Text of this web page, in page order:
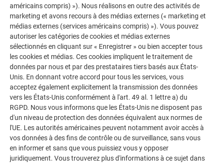
Matériau et propriétés du
matériau
Marquage
RETOUR SUIVANT
américains compris) »). Nous réalisons en outre des activités de
marketing et avons recours à des médias externes (« marketing et
médias externes (services américains compris) »). Vous pouvez
autoriser les catégories de cookies et médias externes
sélectionnés en cliquant sur « Enregistrer » ou bien accepter tous
les cookies et médias. Ces cookies impliquent le traitement de
données par nous et par des prestataires tiers basés aux États-
Unis. En donnant votre accord pour tous les services, vous
acceptez également explicitement la transmission des données
vers les États-Unis conformément à l'art. 49 al. 1 lettre a) du
RGPD. Nous vous informons que les États-Unis ne disposent pas
d'un niveau de protection des données équivalent aux normes de
l'UE. Les autorités américaines peuvent notamment avoir accès à
vos données à des fins de contrôle ou de surveillance, sans vous
en informer et sans que vous puissiez vous y opposer
juridiquement. Vous trouverez plus d'informations à ce sujet dans